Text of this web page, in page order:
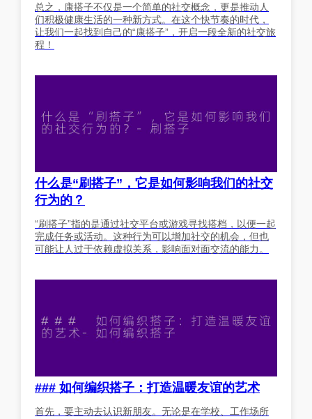
总之，康搭子不仅是一个简单的社交概念，更是推动人
们积极健康生活的一种新方式。在这个快节奏的时代，
让我们一起找到自己的“康搭子”，开启一段全新的社交旅
程！
什么是“刷搭子”，它是如何影响我们的社交
行为的？
“刷搭子”指的是通过社交平台或游戏寻找搭档，以便一起
完成任务或活动。这种行为可以增加社交的机会，但也
可能让人过于依赖虚拟关系，影响面对面交流的能力。
### 如何编织搭子：打造温暖友谊的艺术
首先，要主动去认识新朋友。无论是在学校、工作场所